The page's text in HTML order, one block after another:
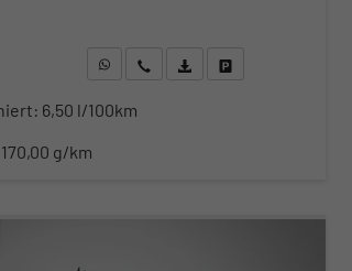
WhatsApp anfragen
Wir rufen Sie anFahrzeugexposé (PDF)
Fahrzeug parken
6,50 l/100km
170,00 g/km